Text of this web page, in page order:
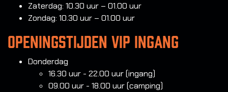
Zaterdag: 10.30 uur – 01.00 uur
Zondag: 10.30 uur – 01.00 uur
Openingstijden VIP INGANG
Donderdag
16.30 uur - 22.00 uur (ingang)
09.00 uur - 18.00 uur (camping)